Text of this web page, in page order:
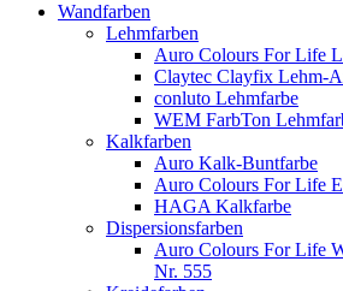
Wandfarben
Lehmfarben
Auro Colours For Life
Claytec Clayfix Lehm-
conluto Lehmfarbe
WEM FarbTon
Kalkfarben
Auro Kalk-Buntfarbe
Auro Colours For Life
HAGA Kalkfarbe
Dispersionsfarben
Auro Colours For Life
Nr. 555